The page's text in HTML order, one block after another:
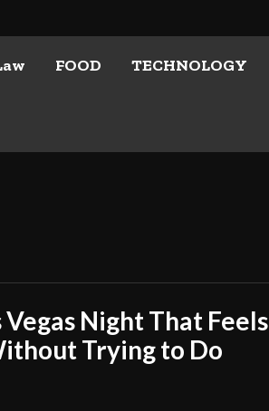
FOOD TECHNOLOGY
Vegas Night That Feels
Trying to Do